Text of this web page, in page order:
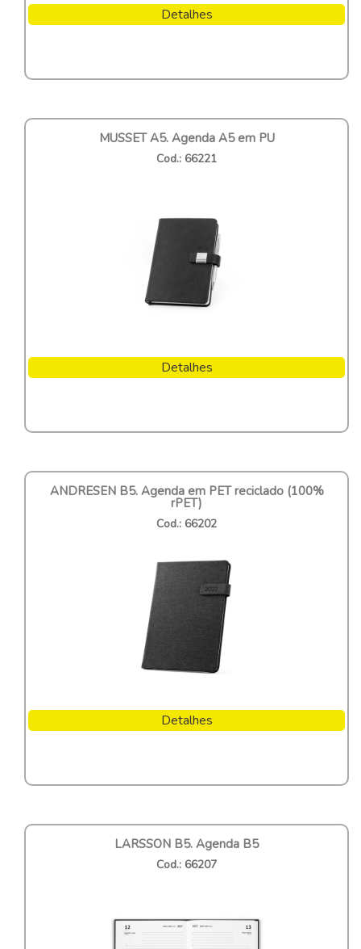
Detalhes
MUSSET A5. Agenda A5 em PU
Cod.: 66221
Detalhes
ANDRESEN B5. Agenda em PET reciclado (100%
rPET)
Cod.: 66202
Detalhes
LARSSON B5. Agenda B5
Cod.: 66207